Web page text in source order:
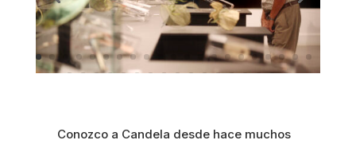
Conozco a Candela desde hace muchos